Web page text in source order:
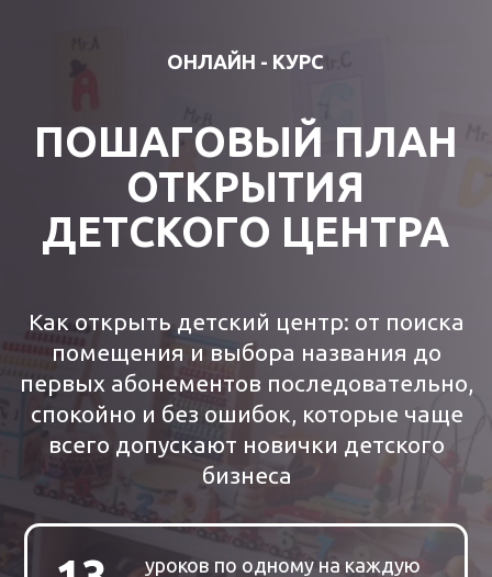
ОТКРЫТИЯ
ДЕТСКОГО ЦЕНТРА
Как открыть детский центр: от поиска
помещения и выбора названия до
всего допускают новички детского
бизнеса
уроков по одному на каждую
неделю, чтобы держать
фокус и ничего не упустить
важных тем и задач, которые
чтобы в сентябре не остаться
13
13